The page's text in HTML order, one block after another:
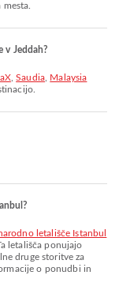
v Jeddah?
,Saudia, Malaysia
letališče Istanbul
letališča ponujajo
druge storitve za
o ponudbi in